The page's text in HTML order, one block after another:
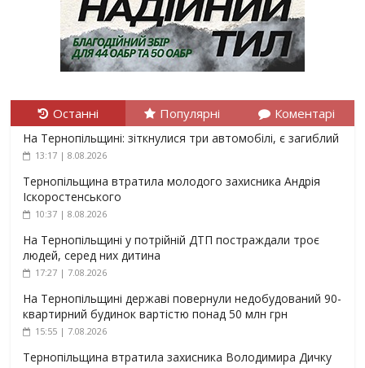
Останні Популярні Коментарі
На Тернопільщині: зіткнулися три автомобілі, є загиблий
13:17 | 8.08.2026
Тернопільщина втратила молодого захисника Андрія
Іскоростенського
10:37 | 8.08.2026
На Тернопільщині у потрійній ДТП постраждали троє
людей, серед них дитина
17:27 | 7.08.2026
На Тернопільщині державі повернули недобудований 90-
квартирний будинок вартістю понад 50 млн грн
15:55 | 7.08.2026
Тернопільщина втратила захисника Володимира Дичку